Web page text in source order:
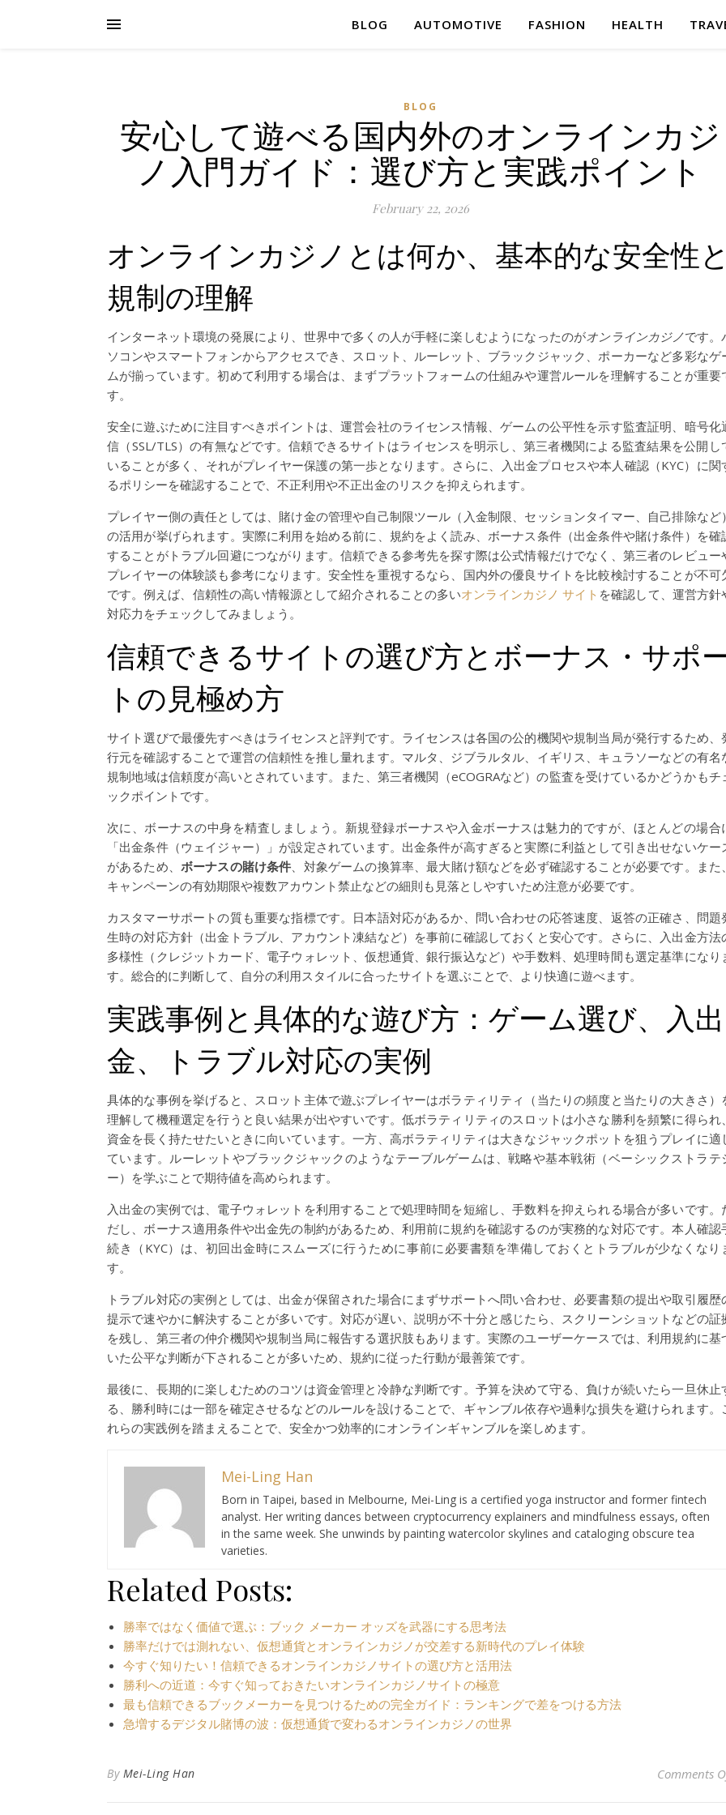
BLOG AUTOMOTIVE FASHION HEALTH
BLOG
安心して遊べる国内外のオンラインカジ
ノ入門ガイド：選び方と実践ポイント
February 22, 2026
オンラインカジノとは何か、基本的な安全性と
規制の理解
インターネット環境の発展により、世界中で多くの人が手軽に楽しむようになったのがオンラインカジノです。
ソコンやスマートフォンからアクセスでき、スロット、ルーレット、ブラックジャック、ポーカーなど多彩なゲ
ムが揃っています。初めて利用する場合は、まずプラットフォームの仕組みや運営ルールを理解することが重要
す。
安全に遊ぶために注目すべきポイントは、運営会社のライセンス情報、ゲームの公平性を示す監査証明、暗号化
信（SSL/TLS）の有無などです。信頼できるサイトはライセンスを明示し、第三者機関による監査結果を公開し
いることが多く、それがプレイヤー保護の第一歩となります。さらに、入出金プロセスや本人確認（KYC）に関
るポリシーを確認することで、不正利用や不正出金のリスクを抑えられます。
プレイヤー側の責任としては、賭け金の管理や自己制限ツール（入金制限、セッションタイマー、自己排除など）
の活用が挙げられます。実際に利用を始める前に、規約をよく読み、ボーナス条件（出金条件や賭け条件）を確
することがトラブル回避につながります。信頼できる参考先を探す際は公式情報だけでなく、第三者のレビュー
プレイヤーの体験談も参考になります。安全性を重視するなら、国内外の優良サイトを比較検討することが不可
です。例えば、信頼性の高い情報源として紹介されることの多いオンラインカジノ サイト を確認して、運営方針
対応力をチェックしてみましょう。
信頼できるサイトの選び方とボーナス・サポ
トの見極め方
サイト選びで最優先すべきはライセンスと評判です。ライセンスは各国の公的機関や規制当局が発行するため、
行元を確認することで運営の信頼性を推し量れます。マルタ、ジブラルタル、イギリス、キュラソーなどの有名
規制地域は信頼度が高いとされています。また、第三者機関（eCOGRAなど）の監査を受けているかどうかもチ
ックポイントです。
次に、ボーナスの中身を精査しましょう。新規登録ボーナスや入金ボーナスは魅力的ですが、ほとんどの場合
「出金条件（ウェイジャー）」が設定されています。出金条件が高すぎると実際に利益として引き出せないケー
があるため、 ボーナスの賭け条件、対象ゲームの換算率、最大賭け額などを必ず確認することが必要です。また、
キャンペーンの有効期限や複数アカウント禁止などの細則も見落としやすいため注意が必要です。
カスタマーサポートの質も重要な指標です。日本語対応があるか、問い合わせの応答速度、返答の正確さ、問題
生時の対応方針（出金トラブル、アカウント凍結など）を事前に確認しておくと安心です。さらに、入出金方法
多様性（クレジットカード、電子ウォレット、仮想通貨、銀行振込など）や手数料、処理時間も選定基準になり
す。総合的に判断して、自分の利用スタイルに合ったサイトを選ぶことで、より快適に遊べます。
実践事例と具体的な遊び方：ゲーム選び、入出
金、トラブル対応の実例
具体的な事例を挙げると、スロット主体で遊ぶプレイヤーはボラティリティ（当たりの頻度と当たりの大きさ）
理解して機種選定を行うと良い結果が出やすいです。低ボラティリティのスロットは小さな勝利を頻繁に得られ、
資金を長く持たせたいときに向いています。一方、高ボラティリティは大きなジャックポットを狙うプレイに適
ています。ルーレットやブラックジャックのようなテーブルゲームは、戦略や基本戦術（ベーシックストラテ
ー）を学ぶことで期待値を高められます。
入出金の実例では、電子ウォレットを利用することで処理時間を短縮し、手数料を抑えられる場合が多いです。
だし、ボーナス適用条件や出金先の制約があるため、利用前に規約を確認するのが実務的な対応です。本人確認
続き（KYC）は、初回出金時にスムーズに行うために事前に必要書類を準備しておくとトラブルが少なくなり
す。
トラブル対応の実例としては、出金が保留された場合にまずサポートへ問い合わせ、必要書類の提出や取引履歴
提示で速やかに解決することが多いです。対応が遅い、説明が不十分と感じたら、スクリーンショットなどの証
を残し、第三者の仲介機関や規制当局に報告する選択肢もあります。実際のユーザーケースでは、利用規約に基
いた公平な判断が下されることが多いため、規約に従った行動が最善策です。
最後に、長期的に楽しむためのコツは資金管理と冷静な判断です。予算を決めて守る、負けが続いたら一旦休止
る、勝利時には一部を確定させるなどのルールを設けることで、ギャンブル依存や過剰な損失を避けられます。
れらの実践例を踏まえることで、安全かつ効率的にオンラインギャンブルを楽しめます。
Mei-Ling Han
Born in Taipei, based in Melbourne, Mei-Ling is a certified yoga instructor and former fintech
analyst. Her writing dances between cryptocurrency explainers and mindfulness essays, often
in the same week. She unwinds by painting watercolor skylines and cataloging obscure tea
varieties.
Related Posts:
勝率ではなく価値で選ぶ：ブック メーカー オッズを武器にする思考法
勝率だけでは測れない、仮想通貨とオンラインカジノが交差する新時代のプレイ体験
今すぐ知りたい！信頼できるオンラインカジノサイトの選び方と活用法
勝利への近道：今すぐ知っておきたいオンラインカジノサイトの極意
最も信頼できるブックメーカーを見つけるための完全ガイド：ランキングで差をつける方法
急増するデジタル賭博の波：仮想通貨で変わるオンラインカジノの世界
By Mei-Ling Han Comments